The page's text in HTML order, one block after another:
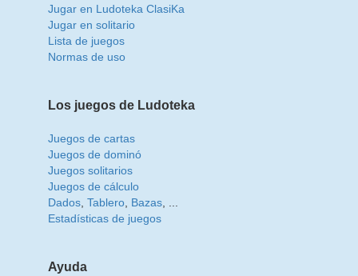
Jugar en Ludoteka ClasiKa
Jugar en solitario
Lista de juegos
Normas de uso
Los juegos de Ludoteka
Juegos de cartas
Juegos de dominó
Juegos solitarios
Juegos de cálculo
Dados Tablero Bazas
Estadísticas de juegos
Ayuda